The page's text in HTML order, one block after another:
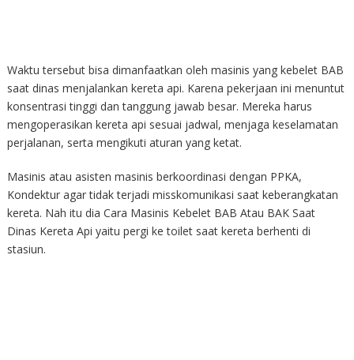
Waktu tersebut bisa dimanfaatkan oleh masinis yang kebelet BAB
saat dinas menjalankan kereta api. Karena pekerjaan ini menuntut
konsentrasi tinggi dan tanggung jawab besar. Mereka harus
mengoperasikan kereta api sesuai jadwal, menjaga keselamatan
perjalanan, serta mengikuti aturan yang ketat.
Masinis atau asisten masinis berkoordinasi dengan PPKA,
Kondektur agar tidak terjadi misskomunikasi saat keberangkatan
kereta. Nah itu dia Cara Masinis Kebelet BAB Atau BAK Saat
Dinas Kereta Api yaitu pergi ke toilet saat kereta berhenti di
stasiun.